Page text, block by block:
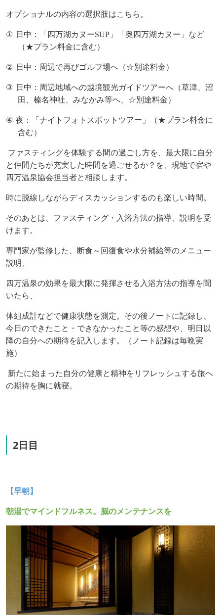
オプショナルの内容の選択肢はこちら。
① 日中：「四万湖カヌーSUP 」「奥四万湖カヌー」など
（★プラン料金に含む）
② 日中：周辺で再びゴルフ場へ（☆別途料金）
③ 日中：周辺地域への越境観光ガイドツアーへ（草津、沼
田、榛名神社、みなかみ等へ、☆別途料金）
④ 夜：「ナイトフォトスポットツアー」（★プラン料金に
含む）
ファスティングを体験する間の過ごし方を、最大限に自分
と仲間たちが充実した時間を過ごせるか？を、現地で宿や
四万温泉協会担当者と相談します。
時に脱線しながらディスカッションするのも楽しい時間。
そのあとは、ファスティング・入浴方法の指導、説明を受
けます。
専門家が監修した、断食～回復食や水分補給等のメニュー
説明、
四万温泉の効果を最大限に発揮させる入浴方法の指導を聞
いたら、
体組成計などで健康状態を測定。その後ノートに記録し、
今日のできたこと・できなかったこと等の感想や、明日以
降の自分への期待を記入します。（ノート記録は毎晩実
施）
新たに始まった自分の健康と精神をリフレッシュする旅へ
の期待を胸に就寝。
2日目
【早朝】
朝湯でマインドフルネス。脳のメンテナンスを